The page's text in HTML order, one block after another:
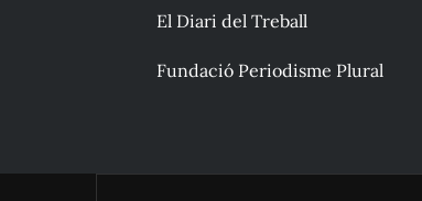
El Diari del Treball
Fundació Periodisme Plural